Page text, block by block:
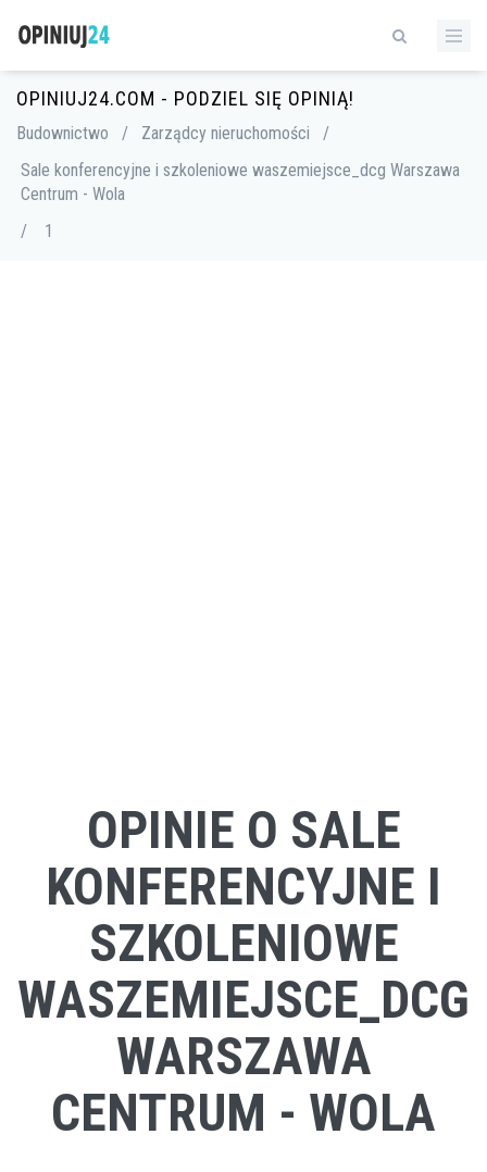
OPINIUJ24.COM - PODZIEL SIĘ OPINIĄ!
Budownictwo / Zarządcy nieruchomości
/
Sale konferencyjne i szkoleniowe waszemiejsce_dcg Warszawa
Centrum - Wola
/
1
OPINIE O SALE
KONFERENCYJNE I
SZKOLENIOWE
WASZEMIEJSCE_DCG
WARSZAWA
CENTRUM - WOLA